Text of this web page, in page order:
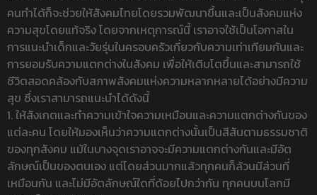
คนทำได้ก็จะช่วยให้สังคมไทยโดยรวมพัฒนาขึ้นและเป็นสังคมแห่ง
ความสุขโดยแท้จริง โดยจากเหตุการณ์นี้ เราอาจใช้เป็นโอกาสใน
การแนะนำเด็กและวัยรุ่นในครอบครัวเกี่ยวกับความเท่าเทียมกันและ
การยอมรับความแตกต่างในสังคม เพื่อให้เติบโตขึ้นและสามารถใช้
ชีวิตสอดคล้องกับสภาพสังคมแห่งความหลากหลายได้อย่างมีความ
สุข ซึ่งเราสามารถแนะนำได้ดังนี้
1. ให้สังเกตและทำความเข้าใจความเหมือนและความแตกต่างกันของ
แต่ละคน โดยให้มองเห็นว่าความแตกต่างนั้นเป็นสีสันตามธรรมชาติ
ของทุกสังคม แม้ในบางจุดเราอาจจะมีความแตกต่างกันและมีอัต
ลักษณ์เป็นของตนเอง แต่โดยส่วนมากแล้วทุกคนก็ล้วนมีส่วนที่
เหมือนกัน และไม่มีอัตลักษณ์ใดที่ด้อยไปกว่ากัน ทุกคนบนโลกมี